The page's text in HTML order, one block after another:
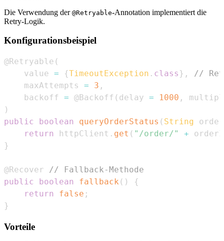
Die Verwendung der @Retryable-Annotation implementiert die
Retry-Logik.
Konfigurationsbeispiel
@Retryable (
    value
= {TimeoutException . class } ,
//
    maxAttempts
= 3 ,
    backoff
= @Backoff ( delay = 1000 ,
)
public
boolean queryOrderStatus ( String
return
httpClient . get ( "/order/" +
}
@Recover
// Fallback-Methode
public
boolean fallback ( )
{
return
false ;
}
Vorteile